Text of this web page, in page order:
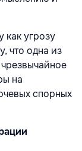
как угрозу
что одна из
на
спорных